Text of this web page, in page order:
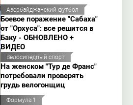
Азербайджанский футбол
Боевое поражение "Сабаха"
от "Орхуса": все решится в
Баку - ОБНОВЛЕНО +
ВИДЕО
Велосипедный спорт
На женском "Тур де Франс"
потребовали проверять
грудь велогонщиц
Формула 1